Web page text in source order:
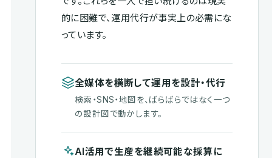
的に困難で、運用代行が事実上の必需にな
っています。
全媒体を横断して運用を設計・代行
検索・SNS・地図を、ばらばらではなく一つ
の設計図で動かします。
AI活用で生産を継続可能な採算に